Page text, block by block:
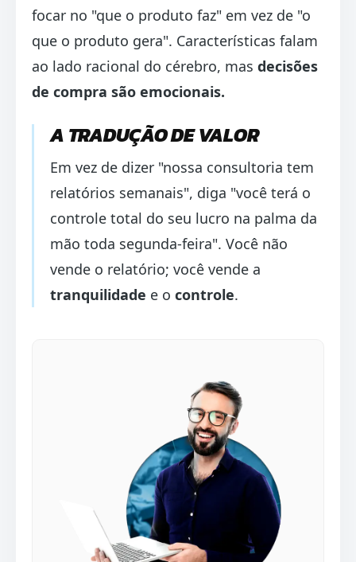
focar no "que o produto faz" em vez de "o
que o produto gera". Características falam
ao lado racional do cérebro, mas decisões
de compra são emocionais.
A TRADUÇÃO DE VALOR
Em vez de dizer "nossa consultoria tem
relatórios semanais", diga "você terá o
controle total do seu lucro na palma da
mão toda segunda-feira". Você não
vende o relatório; você vende a
tranquilidade e o controle.